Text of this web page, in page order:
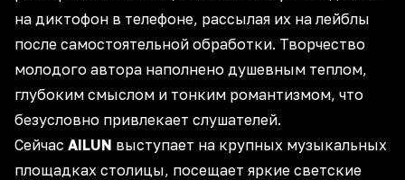
на диктофон в телефоне, рассылая их на лейблы
после самостоятельной обработки. Творчество
молодого автора наполнено душевным теплом,
глубоким смыслом и тонким романтизмом, что
безусловно привлекает слушателей.
Сейчас AILUN выступает на крупных музыкальных
площадках столицы, посещает яркие светские